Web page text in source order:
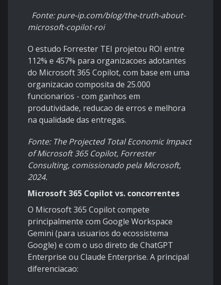
Fonte: pure-ip.com/blog/the-truth-about-
microsoft-copilot-roi
O estudo Forrester TEI projetou ROI entre
112% e 457% para organizacoes adotantes
do Microsoft 365 Copilot, com base em uma
organizacao composita de 25.000
funcionarios - com ganhos em
produtividade, reducao de erros e melhora
na qualidade das entregas.
Fonte: The Projected Total Economic Impact
of Microsoft 365 Copilot, Forrester
Consulting, comissionado pela Microsoft,
2024.
Microsoft 365 Copilot vs. concorrentes
O Microsoft 365 Copilot compete
principalmente com Google Workspace
Gemini (para usuarios do ecossistema
Google) e com o uso direto de ChatGPT
Enterprise ou Claude Enterprise. A principal
diferenciacao: